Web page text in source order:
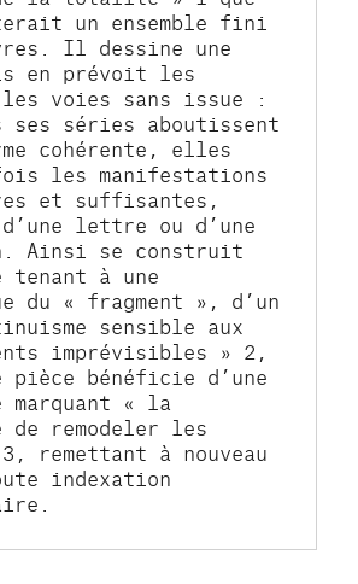
un ensemble fini
Il dessine une
en prévoit les
voies sans issue :
séries aboutissent
cohérente, elles
les manifestations
et suffisantes,
lettre ou d’une
Ainsi se construit
tenant à une
du « fragment », d’un
sensible aux
imprévisibles » 2,
pièce bénéficie d’une
marquant « la
de remodeler les
remettant à nouveau
indexation